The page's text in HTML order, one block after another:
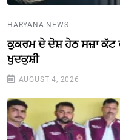
HARYANA NEWS
ਕੁਕਰਮ ਦੇ ਦੋਸ਼ ਹੇਠ ਸਜ਼ਾ ਕੱਟ
ਖੁਦਕੁਸ਼ੀ
AUGUST 4, 2026